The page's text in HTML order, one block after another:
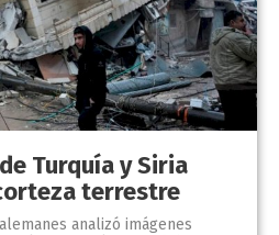
Turquía y Siria
terrestre
analizó imágenes